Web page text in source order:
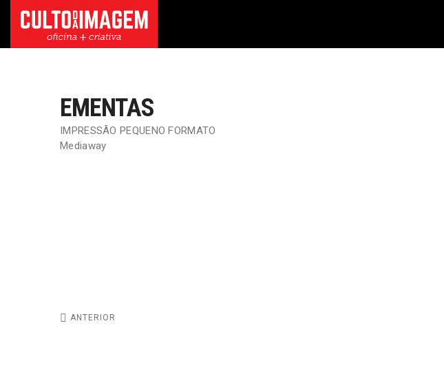
EMENTAS
IMPRESSÃO PEQUENO FORMATO
Mediaway
ANTERIOR